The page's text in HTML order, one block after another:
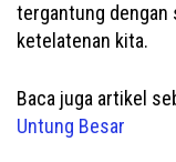
tergantung dengan
ketelatenan kita.
Baca juga artikel
Untung Besar